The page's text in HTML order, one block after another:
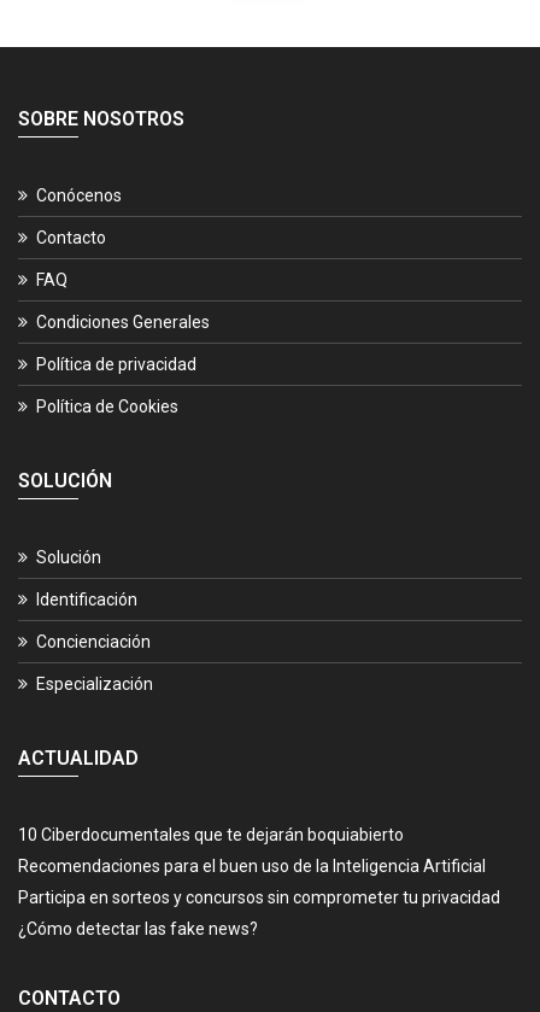
SOBRE NOSOTROS
Conócenos
Contacto
FAQ
Condiciones Generales
Política de privacidad
Política de Cookies
SOLUCIÓN
Solución
Identificación
Concienciación
Especialización
ACTUALIDAD
10 Ciberdocumentales que te dejarán boquiabierto
Recomendaciones para el buen uso de la Inteligencia Artificial
Participa en sorteos y concursos sin comprometer tu privacidad
¿Cómo detectar las fake news?
CONTACTO